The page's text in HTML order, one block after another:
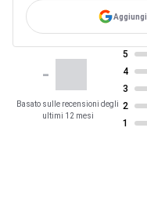
-
Basato sulle recensioni degli
ultimi 12 mesi
5
4
3
2
1